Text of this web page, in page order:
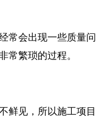
会出现一些质量问
常繁琐的过程。
见，所以施工项目